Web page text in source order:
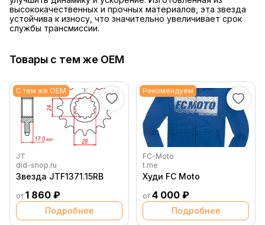
высококачественных и прочных материалов, эта звезда
устойчива к износу, что значительно увеличивает срок
службы трансмиссии.
Товары с тем же OEM
С тем же OEM
JT
did-shop.ru
Звезда JTF1371.15RB
от 1 860 ₽
Подробнее
Рекомендуем
FC-Moto
t.me
Худи FC Moto
от 4 000 ₽
Подробнее